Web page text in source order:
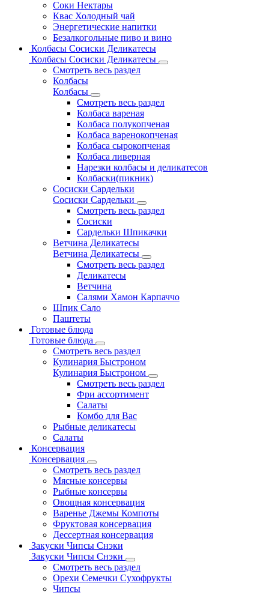
Соки Нектары
Квас Холодный чай
Энергетические напитки
Безалкогольные пиво и вино
Колбасы Сосиски Деликатесы
Колбасы Сосиски Деликатесы
Смотреть весь раздел
Колбасы
Колбасы
Смотреть весь раздел
Колбаса вареная
Колбаса полукопченая
Колбаса варенокопченая
Колбаса сырокопченая
Колбаса ливерная
Нарезки колбасы и деликатесов
Колбаски(пикник)
Сосиски Сардельки
Сосиски Сардельки
Смотреть весь раздел
Сосиски
Сардельки Шпикачки
Ветчина Деликатесы
Ветчина Деликатесы
Смотреть весь раздел
Деликатесы
Ветчина
Салями Хамон Карпаччо
Шпик Сало
Паштеты
Готовые блюда
Готовые блюда
Смотреть весь раздел
Кулинария Быстроном
Кулинария Быстроном
Смотреть весь раздел
Фри ассортимент
Салаты
Комбо для Вас
Рыбные деликатесы
Салаты
Консервация
Консервация
Смотреть весь раздел
Мясные консервы
Рыбные консервы
Овощная консервация
Варенье Джемы Компоты
Фруктовая консервация
Дессертная консервация
Закуски Чипсы Снэки
Закуски Чипсы Снэки
Смотреть весь раздел
Орехи Семечки Сухофрукты
Чипсы